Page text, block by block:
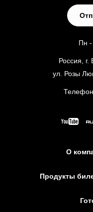
Пн -
Россия, г.
ул. Розы
О
Продукты